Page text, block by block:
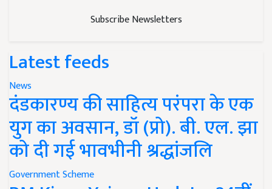
Subscribe Newsletters
Latest feeds
News
दंडकारण्य की साहित्य परंपरा के एक
युग का अवसान, डॉ (प्रो). बी. एल. झा
को दी गई भावभीनी श्रद्धांजलि
Government Scheme